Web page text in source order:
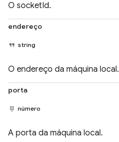
O socketId.
endereço
string
O endereço da máquina local.
porta
número
A porta da máquina local.